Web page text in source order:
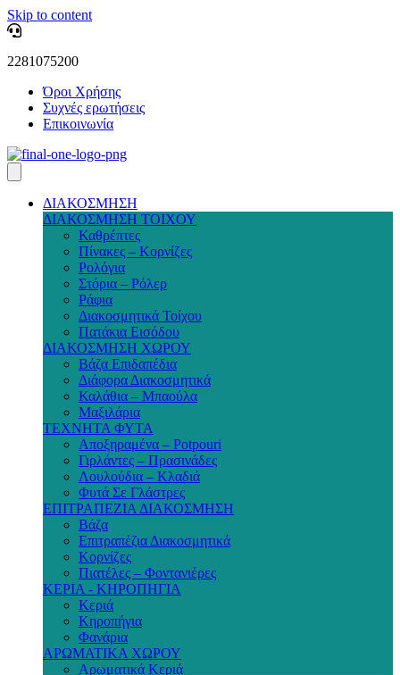
Skip to content
2281075200
Όροι Χρήσης
Συχνές ερωτήσεις
Επικοινωνία
ΔΙΑΚΟΣΜΗΣΗ
ΔΙΑΚΟΣΜΗΣΗ ΤΟΙΧΟΥ
Καθρέπτες
Πίνακες – Κορνίζες
Ρολόγια
Στόρια – Ρόλερ
Ράφια
Διακοσμητικά Τοίχου
Πατάκια Εισόδου
ΔΙΑΚΟΣΜΗΣΗ ΧΩΡΟΥ
Βάζα Επιδαπέδια
Διάφορα Διακοσμητικά
Καλάθια – Μπαούλα
Μαξιλάρια
ΤΕΧΝΗΤΑ ΦΥΤΑ
Αποξηραμένα – Potpouri
Γιρλάντες – Πρασινάδες
Λουλούδια – Κλαδιά
Φυτά Σε Γλάστρες
ΕΠΙΤΡΑΠΕΖΙΑ ΔΙΑΚΟΣΜΗΣΗ
Βάζα
Επιτραπέζια Διακοσμητικά
Κορνίζες
Πιατέλες – Φοντανιέρες
ΚΕΡΙΑ - ΚΗΡΟΠΗΓΙΑ
Κεριά
Κηροπήγια
Φανάρια
ΑΡΩΜΑΤΙΚΑ ΧΩΡΟΥ
Αρωματικά Κεριά